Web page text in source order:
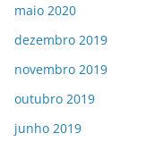
maio 2020
dezembro 2019
novembro 2019
outubro 2019
junho 2019